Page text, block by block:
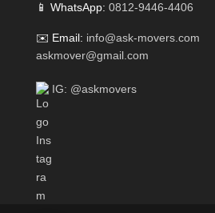
📱 WhatsApp: 0812-9446-4406
✉️ Email: info@ask-movers.com
askmover@gmail.com
IG: @askmovers